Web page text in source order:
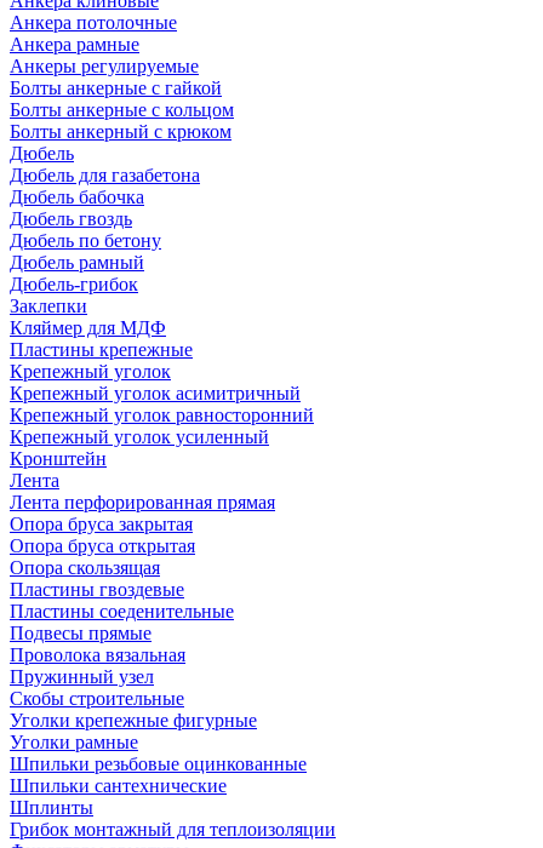
Анкера потолочные
Анкера рамные
Анкеры регулируемые
Болты анкерные с гайкой
Болты анкерные с кольцом
Болты анкерный с крюком
Дюбель
Дюбель для газабетона
Дюбель бабочка
Дюбель гвоздь
Дюбель по бетону
Дюбель рамный
Дюбель-грибок
Заклепки
Кляймер для МДФ
Пластины крепежные
Крепежный уголок
Крепежный уголок асимитричный
Крепежный уголок равносторонний
Крепежный уголок усиленный
Кронштейн
Лента
Лента перфорированная прямая
Опора бруса закрытая
Опора бруса открытая
Опора скользящая
Пластины гвоздевые
Пластины соеденительные
Подвесы прямые
Проволока вязальная
Пружинный узел
Скобы строительные
Уголки крепежные фигурные
Уголки рамные
Шпильки резьбовые оцинкованные
Шпильки сантехнические
Шплинты
Грибок монтажный для теплоизоляции